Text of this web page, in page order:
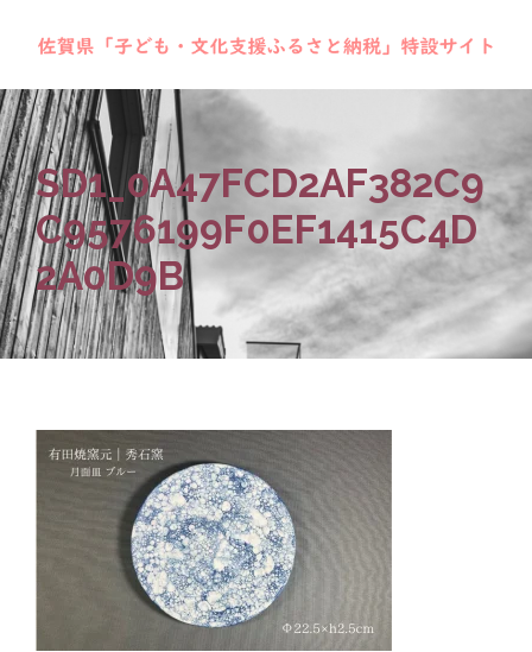
SD1_0A47FCD2AF382C9
C9576199F0EF1415C4D
2A0D9B